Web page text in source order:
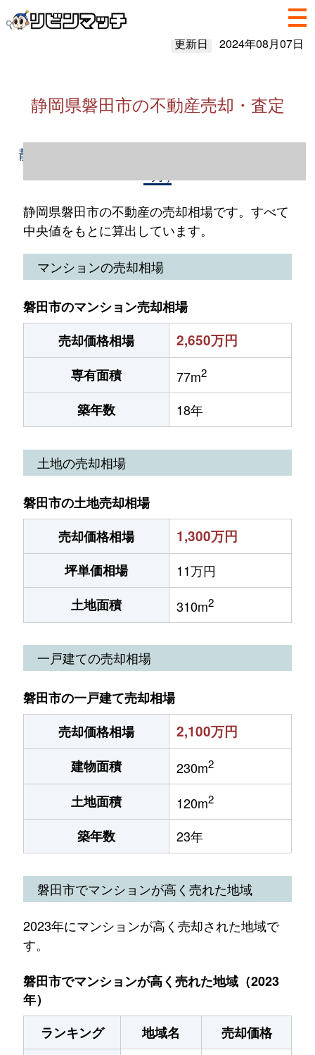
更新日 2024年08月07日
静岡県磐田市の不動産売却・査定
静岡県磐田市の不動産売却情報（2023年1～
静岡県磐田市の不動産の売却相場です。すべて
中央値をもとに算出しています。
マンションの売却相場
磐田市のマンション売却相場
売却価格相場
2,650万円
専有面積 77m2
築年数 18年
土地の売却相場
磐田市の土地売却相場
売却価格相場
1,300万円
坪単価相場
11万円
土地面積
310m2
一戸建ての売却相場
磐田市の一戸建て売却相場
売却価格相場
2,100万円
建物面積 230m2
土地面積 120m2
築年数 23年
磐田市でマンションが高く売れた地域
2023年にマンションが高く売却された地域で
す。
磐田市でマンションが高く売れた地域（2023
年）
ランキング
地域名
売却価格